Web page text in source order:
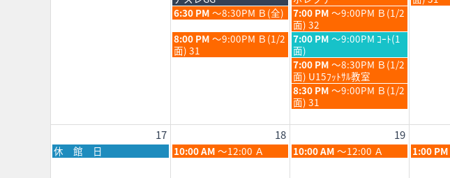
2026
2026
2026
月
11th
2026
月
12th
2026
月
日,
8
月
11th
2026
日,
8
月
12th
2026
日,
火
曜
日,
8
月
6:30 PM ～8:30PM Ｂ(全)
水
曜
日,
8
月
12th
2026
7:00 PM ～9:00PM Ｂ(1/2
面) 32
火
曜
日,
8:00 PM ～9:00PM Ｂ(1/2
面) 31
水
曜
日,
8
月
12th
2026
7:00 PM ～9:00PM ｺｰﾄ(1
面)
水
曜
日,
8
月
12th
7:00 PM ～8:30PM Ｂ(1/2
面) U15ﾌｯﾄｻﾙ教室
水
曜
日,
8
12th
2026
8:30 PM ～9:00PM Ｂ(1/2
面) 31
17 18 19
月
曜
休 館 日
火
曜
10:00 AM ～12:00 Ａ
水
曜
10:00 AM ～12:00 Ａ
木
曜
1:00 PM